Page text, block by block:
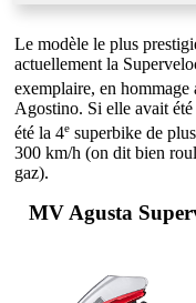
Le modèle le plus
actuellement la
exemplaire, en hommage
Agostino. Si elle avait
été la 4e superbike de
300 km/h (on dit bien
gaz).
MV Agusta